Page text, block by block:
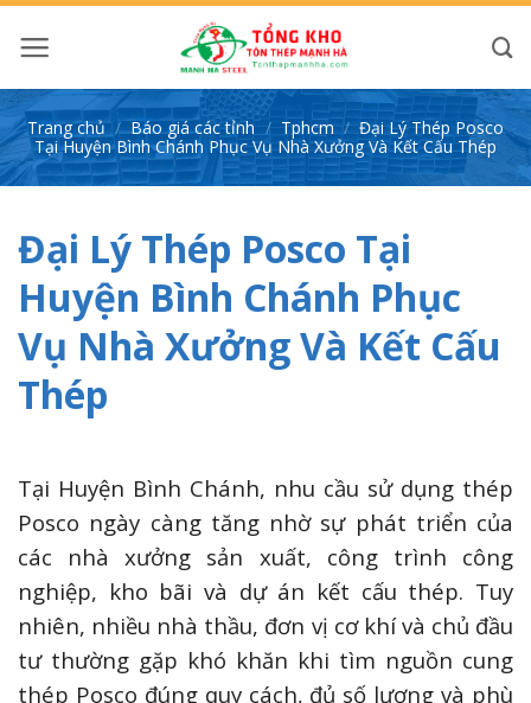
qua
nội
dungTrang chủ / Báo giá các tỉnh / Tphcm / Đại Lý Thép Posco
Tại Huyện Bình Chánh Phục Vụ Nhà Xưởng Và Kết Cấu Thép
Đại Lý Thép Posco Tại
Huyện Bình Chánh Phục
Vụ Nhà Xưởng Và Kết Cấu
Thép
Tại Huyện Bình Chánh, nhu cầu sử dụng thép
Posco ngày càng tăng nhờ sự phát triển của
các nhà xưởng sản xuất, công trình công
nghiệp, kho bãi và dự án kết cấu thép. Tuy
nhiên, nhiều nhà thầu, đơn vị cơ khí và chủ đầu
tư thường gặp khó khăn khi tìm nguồn cung
thép Posco đúng quy cách, đủ số lượng và phù